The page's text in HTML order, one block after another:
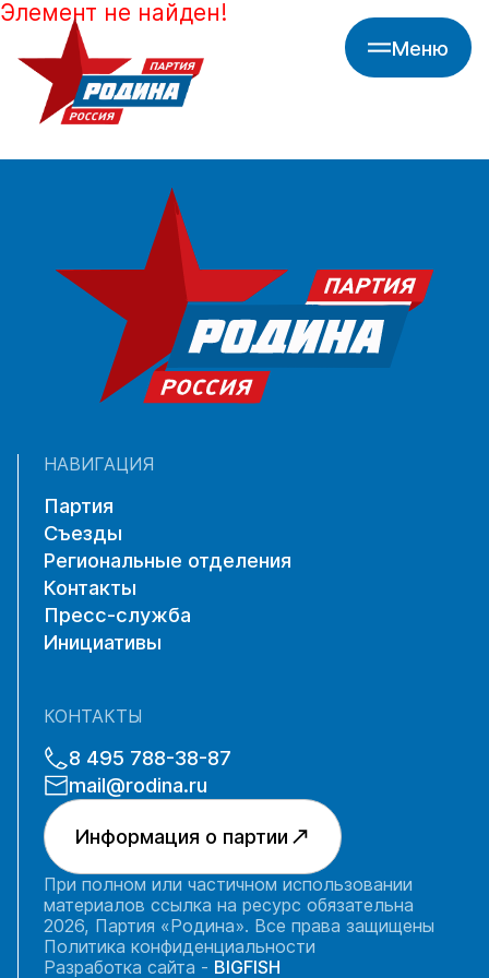
Меню
Элемент не найден!
НАВИГАЦИЯ
Партия
Съезды
Региональные отделения
Контакты
Пресс-служба
Инициативы
КОНТАКТЫ
8 495 788-38-87
mail@rodina.ru
Информация о партии
При полном или частичном использовании
материалов ссылка на ресурс обязательна
2026, Партия «Родина». Все права защищены
Политика конфиденциальности
Разработка сайта - BIGFISH